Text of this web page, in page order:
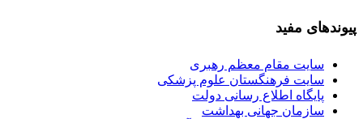
پیوندهای مفید
سایت مقام معظم رهبری
سایت فرهنگستان علوم پزشکی
پایگاه اطلاع رسانی دولت
سازمان جهانی بهداشت